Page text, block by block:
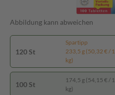
Abbildung kann abweichen
120 St
Spartipp
233,5 g (50,32 € / 1
kg)
100 St
174,5 g (54,15 € / 1
kg)